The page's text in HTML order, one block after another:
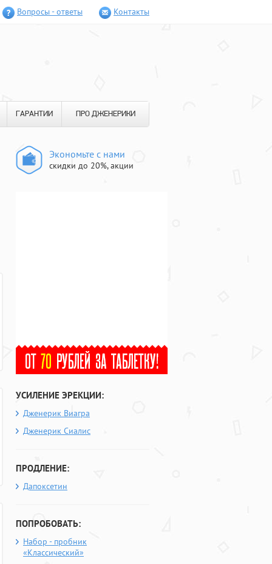
Вопросы - ответы Контакты
ГАРАНТИИ ПРО ДЖЕНЕРИКИ
Экономьте с нами
скидки до 20%, акции
УСИЛЕНИЕ ЭРЕКЦИИ:
Дженерик Виагра
Дженерик Сиалис
ПРОДЛЕНИЕ:
Дапоксетин
ПОПРОБОВАТЬ:
Набор - пробник
«Классический»